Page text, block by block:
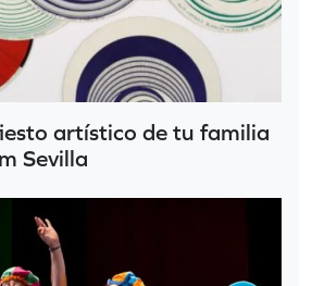
artístico de tu familia
Sevilla